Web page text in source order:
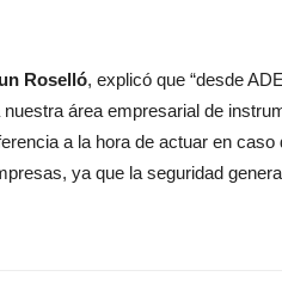
Roselló, explicó que “desde
área empresarial de
a la hora de actuar en
ya que la seguridad